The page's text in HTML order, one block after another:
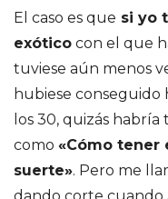
S
a
n
t
El caso es que si yo
exótico con el que
tuviese aún menos
hubiese conseguido
los 30, quizás
como «Cómo tener
suerte». Pero me